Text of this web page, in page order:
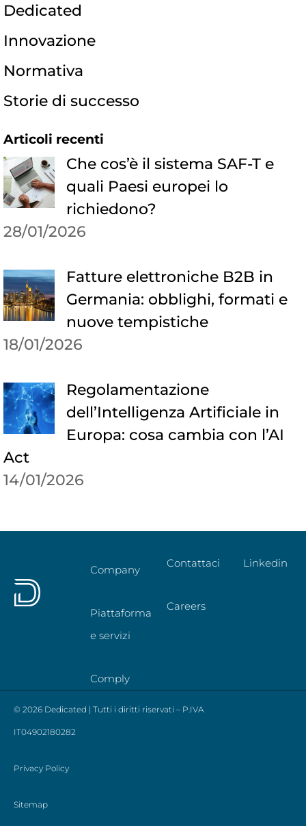
Dedicated
Innovazione
Normativa
Storie di successo
Articoli recenti
Che cos’è il sistema SAF-T e
quali Paesi europei lo
richiedono?
28/01/2026
Fatture elettroniche B2B in
Germania: obblighi, formati e
nuove tempistiche
18/01/2026
Regolamentazione
dell’Intelligenza Artificiale in
Europa: cosa cambia con l’AI
Act
14/01/2026
Company
Piattaforma
e servizi
Comply
Contattaci
Careers
Linkedin
© 2026 Dedicated | Tutti i diritti riservati – P.IVA
IT04902180282
Privacy Policy
Sitemap